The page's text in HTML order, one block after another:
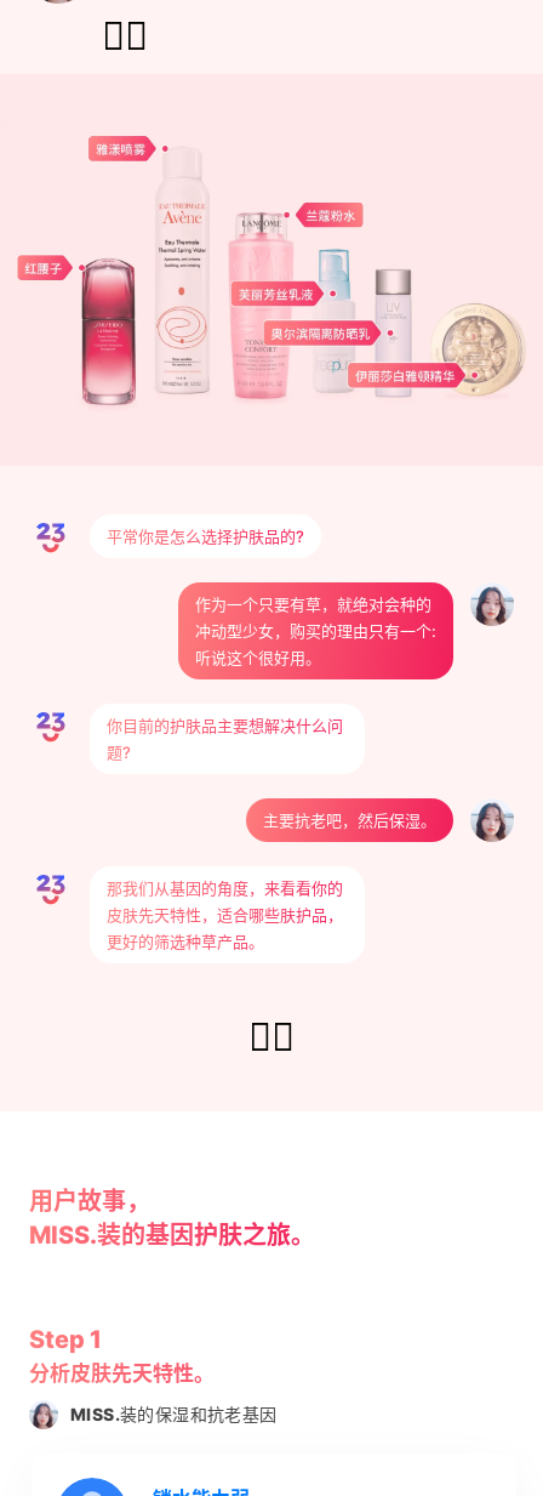
👇🏻
平常你是怎么选择护肤品的?
作为一个只要有草，就绝对会种的
冲动型少女，购买的理由只有一个:
听说这个很好用。
你目前的护肤品主要想解决什么问
题?
主要抗老吧，然后保湿。
那我们从基因的角度，来看看你的
皮肤先天特性，适合哪些肤护品，
更好的筛选种草产品。
👇🏻
用户故事，
MISS.装的基因护肤之旅。
Step 1
分析皮肤先天特性。
MISS.装的保湿和抗老基因